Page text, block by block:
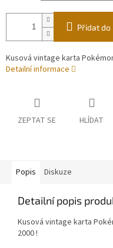
Přidat do
Kusová vintage karta
Detailní informace
ZEPTAT SE HLÍDAT
Popis Diskuze
Detailní popis
Kusová vintage karta
2000 !